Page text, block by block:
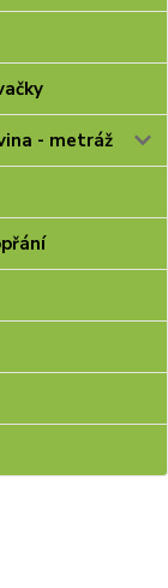
- metráž